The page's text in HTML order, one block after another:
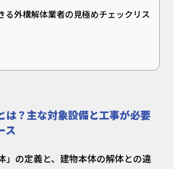
る外構解体業者の見極めチェックリス
は？主な対象設備と工事が必要
ス
」の定義と、建物本体の解体との違